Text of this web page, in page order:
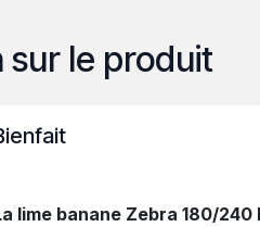
sur le produit
lime banane Zebra 180/240